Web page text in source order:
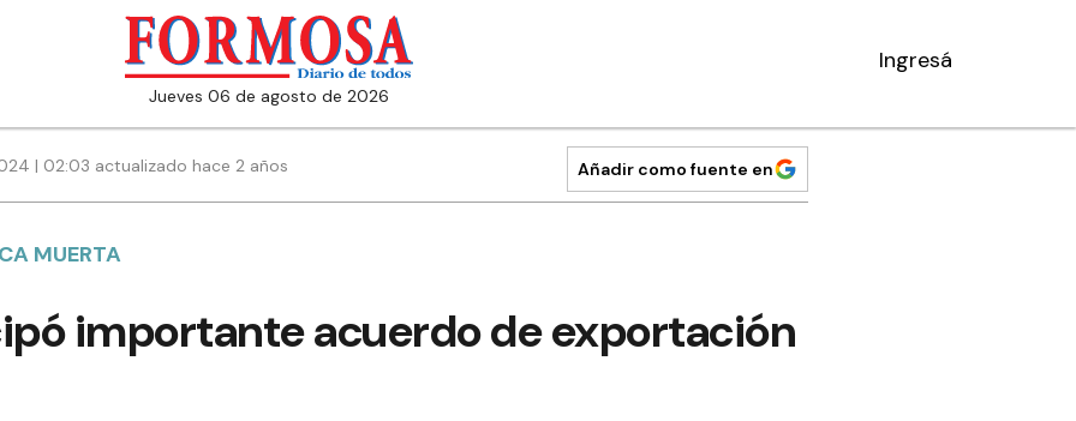
jueves 06 de agosto de 2026
Ingresá
| 02:03 actualizado hace 2 años Añadir como fuente en
MUERTA
importante acuerdo de exportación